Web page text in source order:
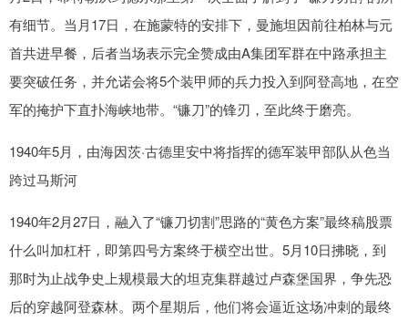
有细节。当月17日，在施蒙特的安排下，曼施坦因前往柏林与元
首共进早餐，后者当场表示完全赞成由A集团军群在中路承担主
要突破任务，并允诺会将5个装甲师的兵力投入到阿登高地，在空
军的掩护下直扑海峡地带。“镰刀”的锋刃，至此终于磨亮。
1940年5月，由海因茨·古德里安中将指挥的德军装甲部队从色当
跨过马斯河
1940年2月27日，融入了“镰刀切割”思路的“黄色方案”最终稿股票
什么叫加杠杆，即第四号方案终于横空出世。5月10日拂晓，到
那时为止战争史上规模最大的坦克集群越过卢森堡国界，争先恐
后的穿越阿登森林。两个星期后，他们将会逼近这场冲刺的最终